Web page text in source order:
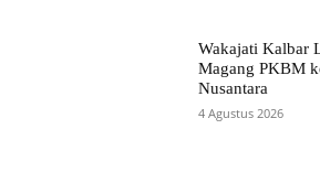
Wakajati Kalbar
Magang PKBM
Nusantara
4 Agustus 2026